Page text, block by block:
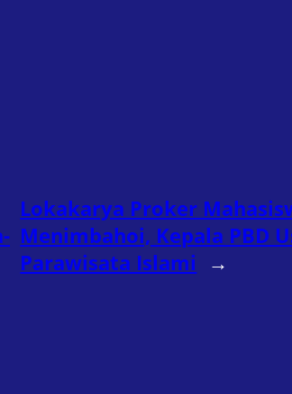
Lokakarya Proker
Menimbahoi, Kepala PBD
Parawisata Islami
→